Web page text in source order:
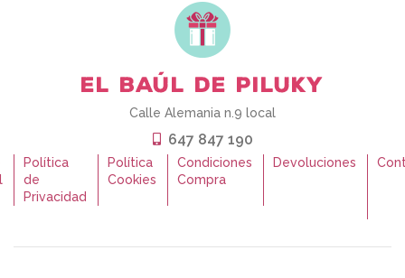
Calle Alemania n.9 local
647 847 190
Política
de
Privacidad
Política
Cookies
Condiciones
Compra
Devoluciones